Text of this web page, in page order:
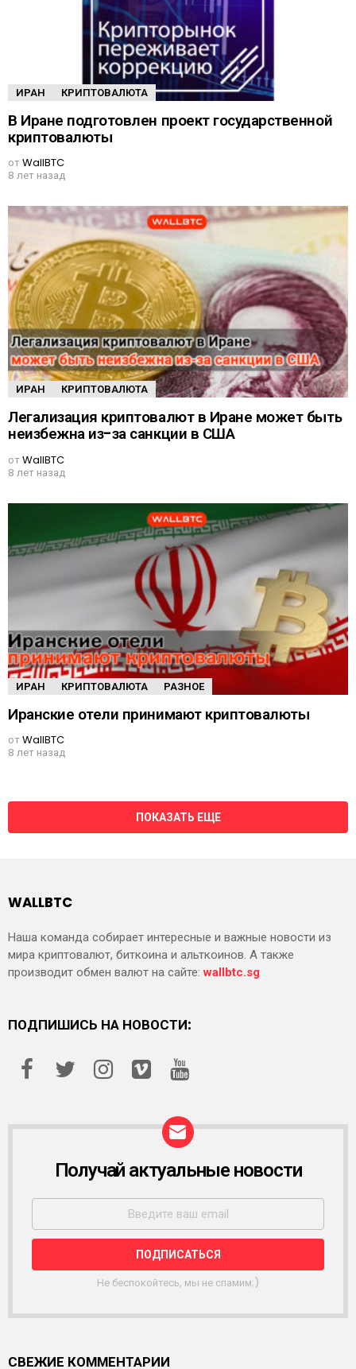
ИРАН КРИПТОВАЛЮТА
В Иране подготовлен проект государственной
криптовалюты
отWallBTC
8 лет назад
ИРАН КРИПТОВАЛЮТА
Легализация криптовалют в Иране может быть
неизбежна из-за санкции в США
отWallBTC
8 лет назад
ИРАН КРИПТОВАЛЮТА РАЗНОЕ
Иранские отели принимают криптовалюты
отWallBTC
8 лет назад
ПОКАЗАТЬ ЕЩЕ
WALLBTC
Наша команда собирает интересные и важные новости из
мира криптовалют, биткоина и альткоинов. А также
производит обмен валют на сайте:wallbtc.sg
ПОДПИШИСЬ НА НОВОСТИ:
С
Ы
Л
К
Получай актуальные новости
Не беспокойтесь, мы не спамим;)
СВЕЖИЕ КОММЕНТАРИИ